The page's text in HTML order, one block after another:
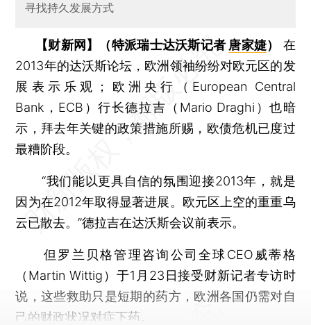
寻找持久发展方式
【财新网】（特派瑞士达沃斯记者 唐家婕）
在
2013年的达沃斯论坛，欧洲领袖纷纷对欧元区的发
展表示乐观；欧洲央行（European Central
Bank，ECB）行长德拉吉（Mario Draghi）也暗
示，拜去年关键的政策措施所赐，欧债危机已度过
最糟阶段。
“我们能以更具自信的氛围迎接2013年，就是
因为在2012年取得显著进展。欧元区上空的重重乌
云已散去。”德拉吉在达沃斯会议前表示。
但罗兰贝格管理咨询公司全球CEO威蒂格
（Martin Wittig）于1月23日接受财新记者专访时
说，这些救助只是短期的药方，欧洲各国仍需对自
己的财政状况对症下药。